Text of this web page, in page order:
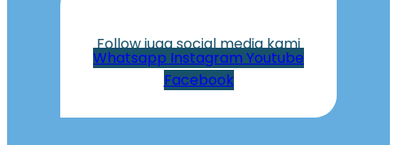
Follow juga social media kami
Whatsapp Instagram Youtube
Facebook